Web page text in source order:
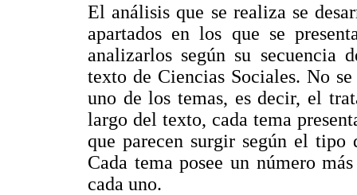
El análisis que se realiza se
apartados en los que se
analizarlos según su secuencia
texto de Ciencias Sociales. No
uno de los temas, es decir, el
largo del texto, cada tema
que parecen surgir según el tipo
Cada tema posee un número
cada uno.